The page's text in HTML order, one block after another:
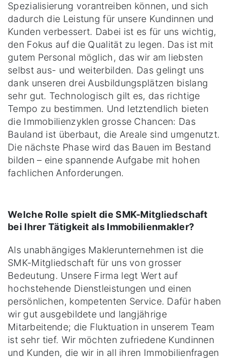
Spezialisierung vorantreiben können, und sich
dadurch die Leistung für unsere Kundinnen und
Kunden verbessert. Dabei ist es für uns wichtig,
den Fokus auf die Qualität zu legen. Das ist mit
gutem Personal möglich, das wir am liebsten
selbst aus- und weiterbilden. Das gelingt uns
dank unseren drei Ausbildungsplätzen bislang
sehr gut. Technologisch gilt es, das richtige
Tempo zu bestimmen. Und letztendlich bieten
die Immobilienzyklen grosse Chancen: Das
Bauland ist überbaut, die Areale sind umgenutzt.
Die nächste Phase wird das Bauen im Bestand
bilden – eine spannende Aufgabe mit hohen
fachlichen Anforderungen.
Welche Rolle spielt die SMK-Mitgliedschaft
bei Ihrer Tätigkeit als Immobilienmakler?
Als unabhängiges Maklerunternehmen ist die
SMK-Mitgliedschaft für uns von grosser
Bedeutung. Unsere Firma legt Wert auf
hochstehende Dienstleistungen und einen
persönlichen, kompetenten Service. Dafür haben
wir gut ausgebildete und langjährige
Mitarbeitende; die Fluktuation in unserem Team
ist sehr tief. Wir möchten zufriedene Kundinnen
und Kunden, die wir in all ihren Immobilienfragen